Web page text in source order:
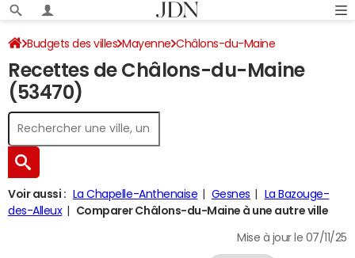
Budgets des villes Mayenne Châlons-du-Maine
Recettes 2024
Recettes de Châlons-du-Maine
(53470)
Voir aussi : La Chapelle-Anthenaise Gesnes
La Bazouge-
des-Alleux
Comparer Châlons-du-Maine à une autre ville
Mise à jour le 07/11/25